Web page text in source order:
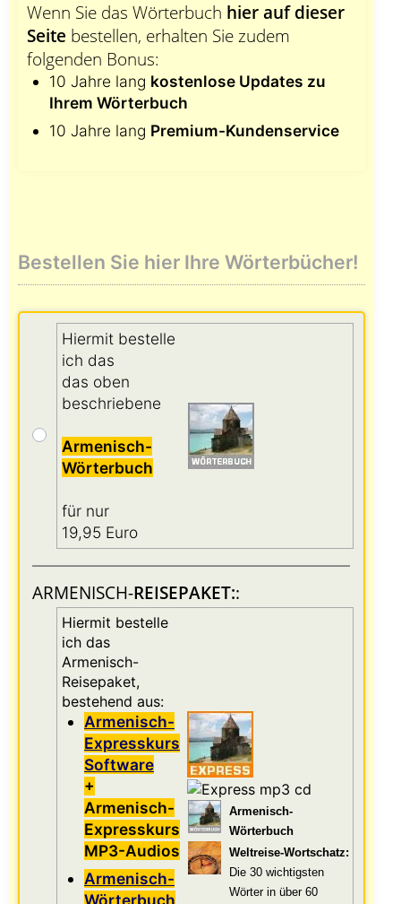
Wenn Sie das Wörterbuch hier auf dieser
Seite bestellen, erhalten Sie zudem
folgenden Bonus:
10 Jahre lang kostenlose Updates zu
Ihrem Wörterbuch
10 Jahre lang Premium-Kundenservice
Bestellen Sie hier Ihre Wörterbücher!
Hiermit bestelle
ich das
das oben
beschriebene
Armenisch-
Wörterbuch
für nur
19,95 Euro
ARMENISCH-REISEPAKET::
Hiermit bestelle
ich das
Armenisch-
Reisepaket,
bestehend aus:
Armenisch-
Expresskurs
Software
+
Armenisch-
Expresskurs
MP3-Audios
Armenisch-
Wörterbuch
Armenisch-
Wörterbuch
Weltreise-Wortschatz:
Die 30 wichtigsten
Wörter in über 60